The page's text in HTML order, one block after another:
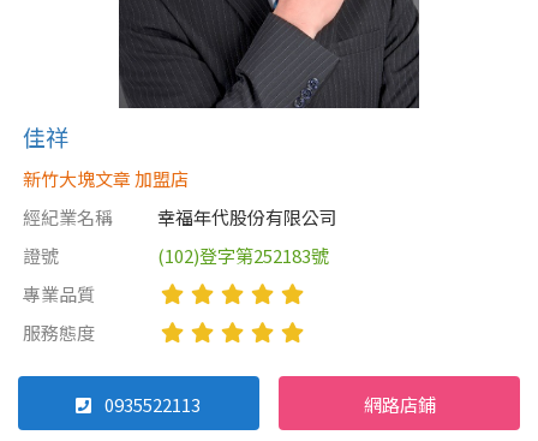
佳祥
新竹大塊文章 加盟店
經紀業名稱
幸福年代股份有限公司
證號
(102)登字第252183號
專業品質
服務態度
0935522113 網路店鋪